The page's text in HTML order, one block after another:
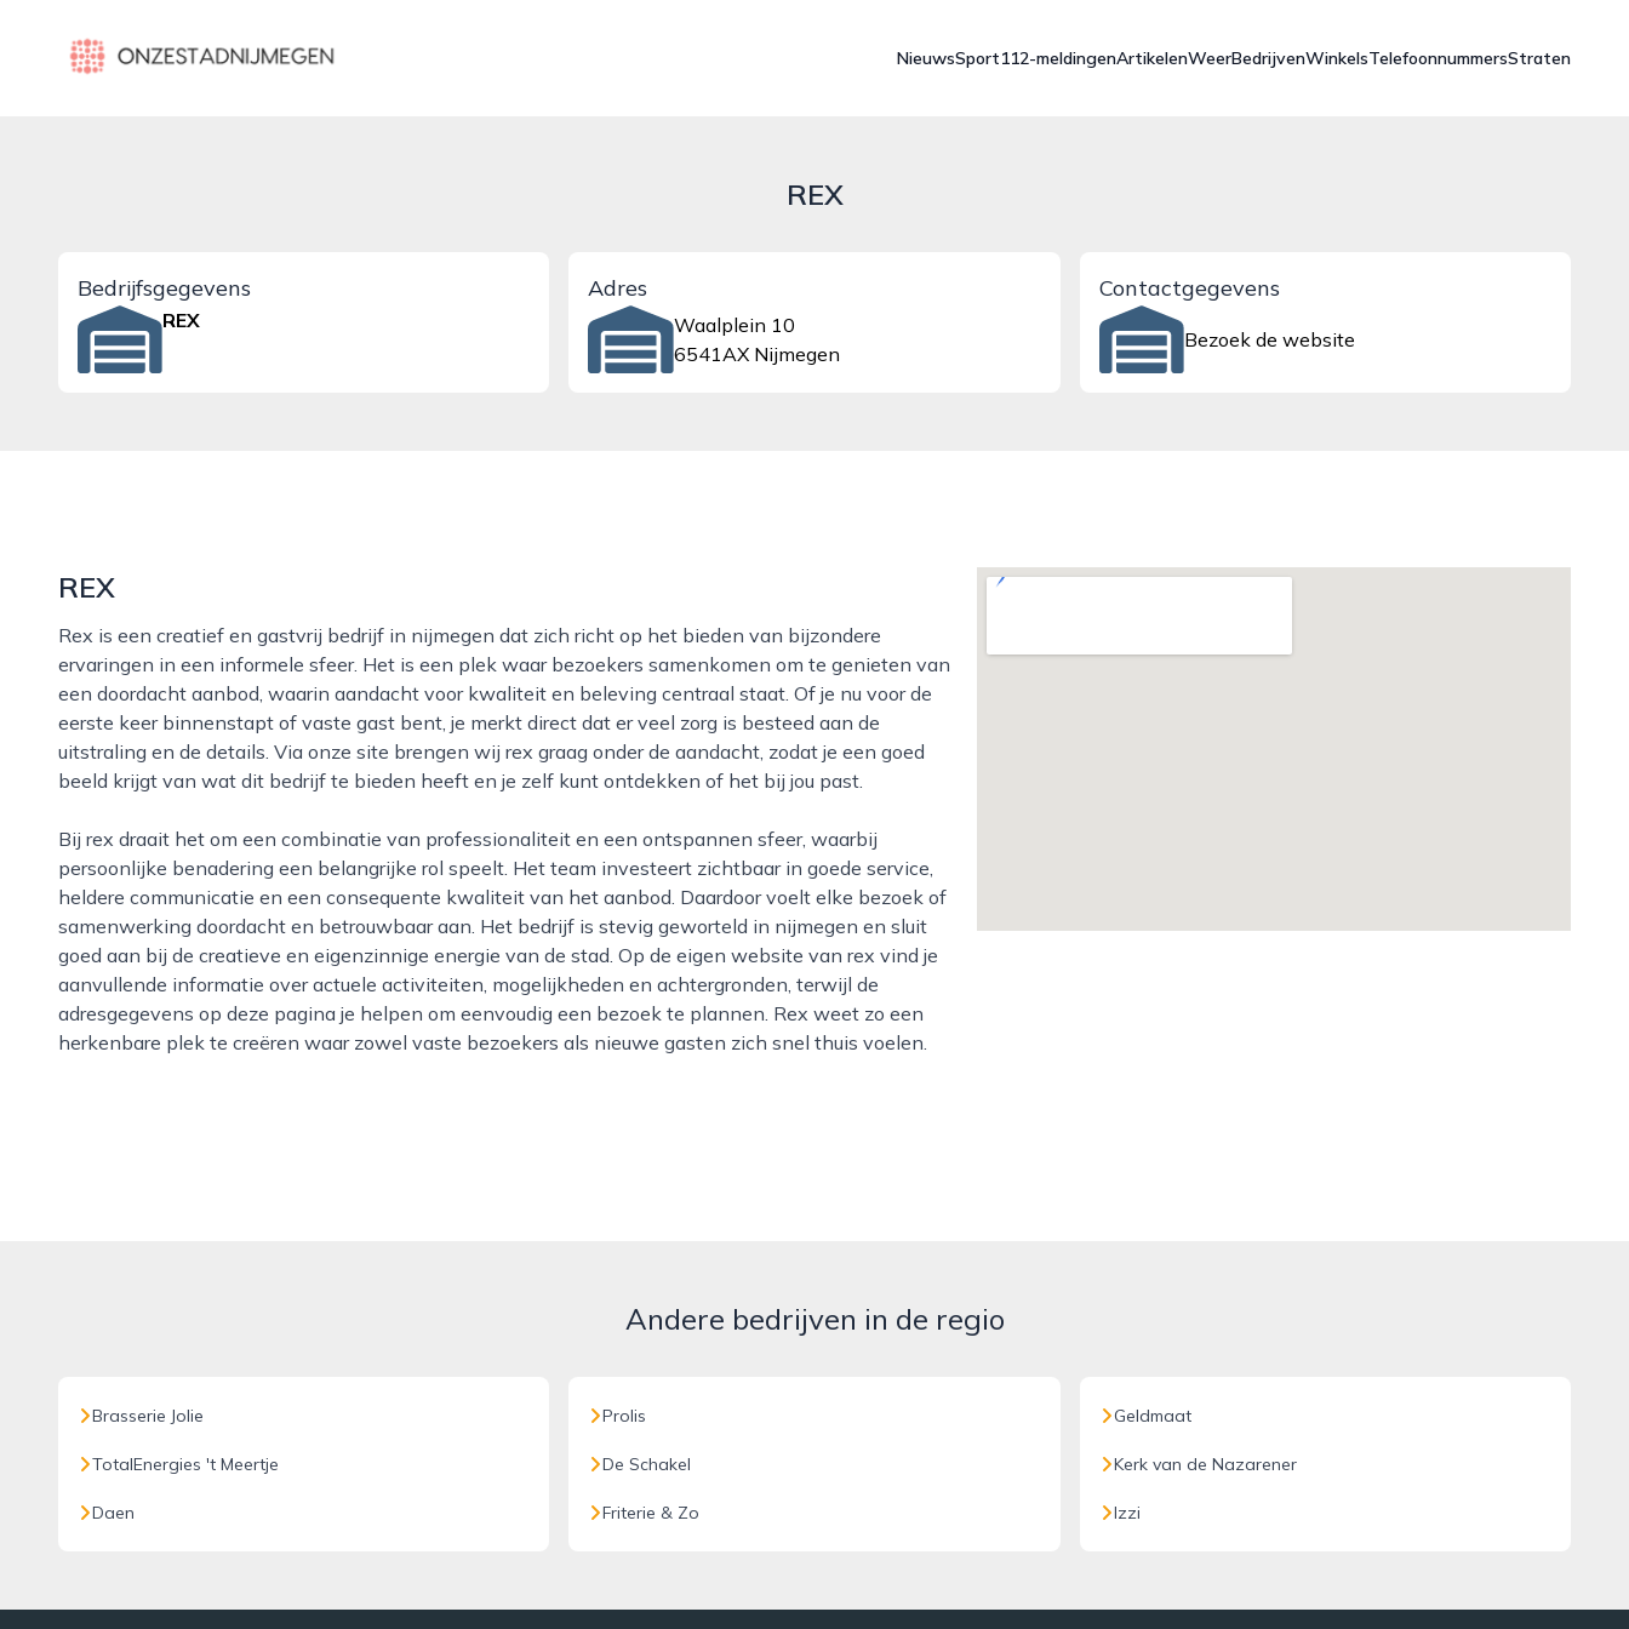
onzestadnijmegen.nl
NieuwsSport112-meldingenArtikelenWeerBedrijvenWinkelsTelefoonnummersStraten
REX
Bedrijfsgegevens
REX
Adres
Waalplein 10
6541AX Nijmegen
Contactgegevens
Bezoek de website
REX
Rex is een creatief en gastvrij bedrijf in nijmegen dat zich richt op het bieden van bijzondere
ervaringen in een informele sfeer. Het is een plek waar bezoekers samenkomen om te genieten van
een doordacht aanbod, waarin aandacht voor kwaliteit en beleving centraal staat. Of je nu voor de
eerste keer binnenstapt of vaste gast bent, je merkt direct dat er veel zorg is besteed aan de
uitstraling en de details. Via onze site brengen wij rex graag onder de aandacht, zodat je een goed
beeld krijgt van wat dit bedrijf te bieden heeft en je zelf kunt ontdekken of het bij jou past.
Bij rex draait het om een combinatie van professionaliteit en een ontspannen sfeer, waarbij
persoonlijke benadering een belangrijke rol speelt. Het team investeert zichtbaar in goede service,
heldere communicatie en een consequente kwaliteit van het aanbod. Daardoor voelt elke bezoek of
samenwerking doordacht en betrouwbaar aan. Het bedrijf is stevig geworteld in nijmegen en sluit
goed aan bij de creatieve en eigenzinnige energie van de stad. Op de eigen website van rex vind je
aanvullende informatie over actuele activiteiten, mogelijkheden en achtergronden, terwijl de
adresgegevens op deze pagina je helpen om eenvoudig een bezoek te plannen. Rex weet zo een
herkenbare plek te creëren waar zowel vaste bezoekers als nieuwe gasten zich snel thuis voelen.
Andere bedrijven in de regio
Brasserie Jolie
TotalEnergies 't Meertje
Daen
Prolis
De Schakel
Friterie & Zo
Geldmaat
Kerk van de Nazarener
Izzi